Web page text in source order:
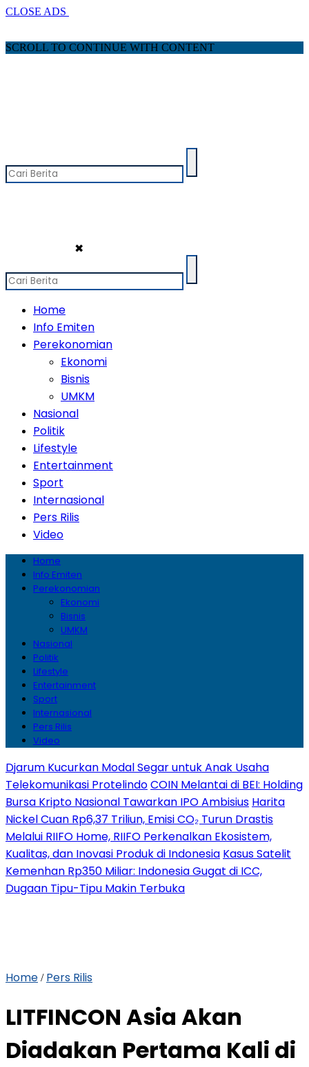
CLOSE ADS
SCROLL TO CONTINUE WITH CONTENT
✖
Home
Info Emiten
Perekonomian
Ekonomi
Bisnis
UMKM
Nasional
Politik
Lifestyle
Entertainment
Sport
Internasional
Pers Rilis
Video
Home
Info Emiten
Perekonomian
Ekonomi
Bisnis
UMKM
Nasional
Politik
Lifestyle
Entertainment
Sport
Internasional
Pers Rilis
Video
Djarum Kucurkan Modal Segar untuk Anak Usaha
Telekomunikasi ProtelindoCOIN Melantai di BEI: Holding
Bursa Kripto Nasional Tawarkan IPO Ambisius Harita
Nickel Cuan Rp6,37 Triliun, Emisi CO₂ Turun Drastis
Melalui RIIFO Home, RIIFO Perkenalkan Ekosistem,
Kualitas, dan Inovasi Produk di Indonesia Kasus Satelit
Kemenhan Rp350 Miliar: Indonesia Gugat di ICC,
Dugaan Tipu-Tipu Makin Terbuka
Home / Pers Rilis
LITFINCON Asia Akan
Diadakan Pertama Kali di